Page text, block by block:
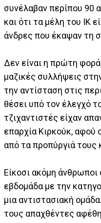
συνέλαβαν περίπου 90
και ότι τα μέλη του ΙΚ
άνδρες που έκαψαν τη
Δεν είναι η πρώτη
μαζικές συλλήψεις
την αντίσταση στις
θέσει υπό τον έλεγχό
τζιχαντιστές είχαν
επαρχία Κιρκούκ, αφού
από τα προπύργιά τους
Είκοσι ακόμη
εβδομάδα με την
μια αντιστασιακή
τους απαχθέντες